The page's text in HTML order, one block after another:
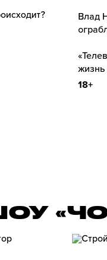
Влад
жизнь
18+